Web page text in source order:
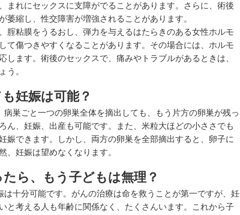
まれにセックスに支障がでることがあります。さらに、術後
萎縮し、性交障害が増強されることがあります。
腟粘膜をうるおし、弾力を与えるはたらきのある女性ホルモ
て傷つきやすくなることがあります。その場合には、ホルモ
します。術後のセックスで、痛みやトラブルがあるときは、
う。
妊娠は可能？
巣ごと一つの卵巣全体を摘出しても、もう片方の卵巣が残っ
ん、妊娠、出産も可能です。また、米粒大ほどの小ささでも
娠できます。しかし、両方の卵巣を全部摘出すると、卵子に
、妊娠は望めなくなります。
ら、もう子どもは無理？
十分可能です。がんの治療は命を救うことが第一ですが、妊
と考える人も年齢に関係なく、たくさんいます。これから子